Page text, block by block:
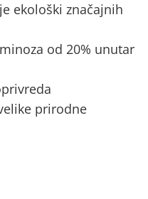
ekološki značajnih
od 20% unutar
prirodne